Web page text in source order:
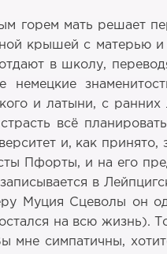
горем мать решает
крышей с матерью и
в школу,
немецкие
и латыни, с
всё
и, как
Пфорты, и на его
в
Муция Сцеволы он
на всю жизнь).
мне симпатичны,